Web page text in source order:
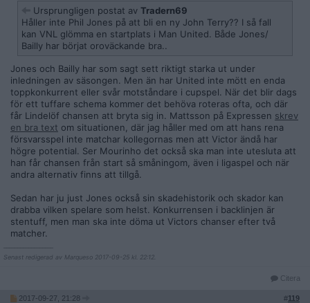
Ursprungligen postat av Tradern69
Håller inte Phil Jones på att bli en ny John Terry?? I så fall
kan VNL glömma en startplats i Man United. Både Jones/
Bailly har börjat oroväckande bra..
Jones och Bailly har som sagt sett riktigt starka ut under
inledningen av säsongen. Men än har United inte mött en enda
toppkonkurrent eller svår motståndare i cupspel. När det blir dags
för ett tuffare schema kommer det behöva roteras ofta, och där
får Lindelöf chansen att bryta sig in. Mattsson på Expressen skrev
en bra text om situationen, där jag håller med om att hans rena
försvarsspel inte matchar kollegornas men att Victor ändå har
högre potential. Ser Mourinho det också ska man inte utesluta att
han får chansen från start så småningom, även i ligaspel och när
andra alternativ finns att tillgå.
Sedan har ju just Jones också sin skadehistorik och skador kan
drabba vilken spelare som helst. Konkurrensen i backlinjen är
stentuff, men man ska inte döma ut Victors chanser efter två
matcher.
Senast redigerad av Marqueso 2017-09-25 kl. 22:12.
Citera
2017-09-27, 21:28 #119